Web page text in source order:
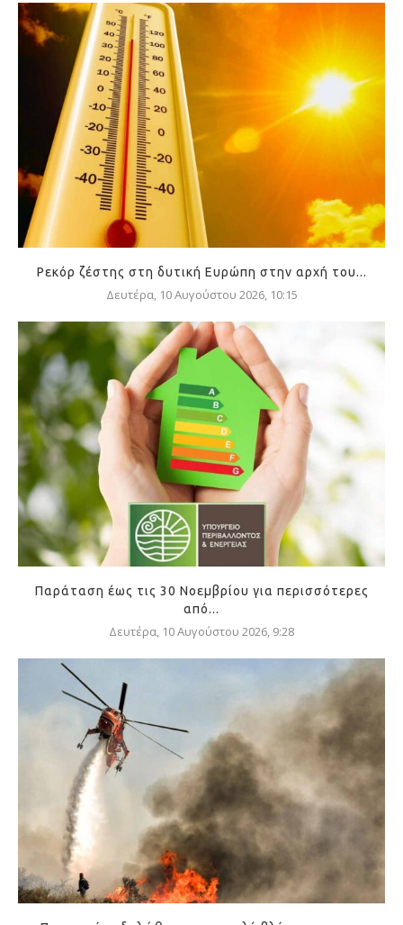
Ρεκόρ ζέστης στη δυτική Ευρώπη στην αρχή του...
Δευτέρα, 10 Αυγούστου 2026, 10:15
Παράταση έως τις 30 Νοεμβρίου για περισσότερες
από...
Δευτέρα, 10 Αυγούστου 2026, 9:28